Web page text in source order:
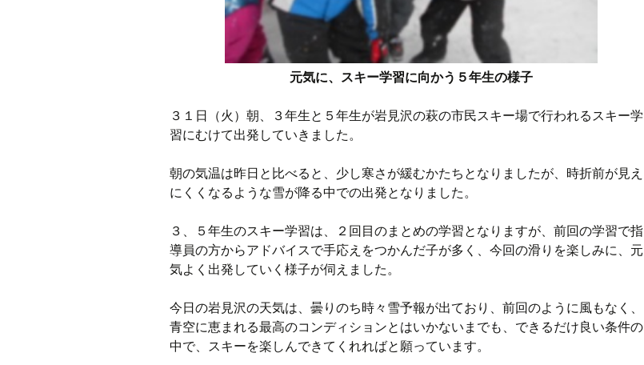
元気に、スキー学習に向かう５年生の様子
３１日（火）朝、３年生と５年生が岩見沢の萩の市民スキー場で行われるスキー学
習にむけて出発していきました。
朝の気温は昨日と比べると、少し寒さが緩むかたちとなりましたが、時折前が見え
にくくなるような雪が降る中での出発となりました。
３、５年生のスキー学習は、２回目のまとめの学習となりますが、前回の学習で指
導員の方からアドバイスで手応えをつかんだ子が多く、今回の滑りを楽しみに、元
気よく出発していく様子が伺えました。
今日の岩見沢の天気は、曇りのち時々雪予報が出ており、前回のように風もなく、
青空に恵まれる最高のコンディションとはいかないまでも、できるだけ良い条件の
中で、スキーを楽しんできてくれればと願っています。